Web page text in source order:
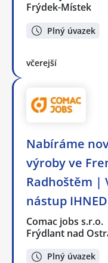
Frýdek-Místek
Plný úvazek
včerejší
Nabíráme
výroby ve
Radhoštěm |
nástup IHNED
Comac jobs s.r.o.
Frýdlant nad
Plný úvazek